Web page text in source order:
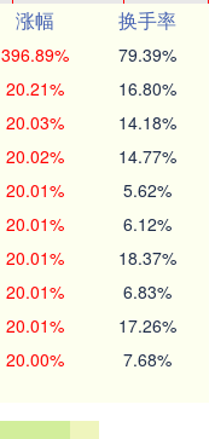
涨幅
换手率
396.89% 79.39%
20.21% 16.80%
20.03% 14.18%
20.02% 14.77%
20.01% 5.62%
20.01% 6.12%
20.01% 18.37%
20.01% 6.83%
20.01% 17.26%
20.00% 7.68%